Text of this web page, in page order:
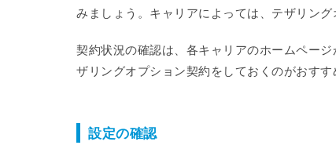
みましょう。キャリアによっては、テザリン
契約状況の確認は、各キャリアのホームペー
ザリングオプション契約をしておくのがおすす
設定の確認